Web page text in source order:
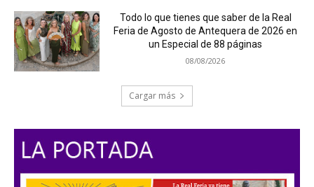
Todo lo que tienes que saber de la Real
Feria de Agosto de Antequera de 2026 en
un Especial de 88 páginas
08/08/2026
Cargar más